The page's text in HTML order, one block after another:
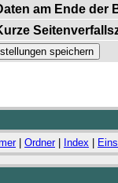
am Ende der
| Ordner| Index